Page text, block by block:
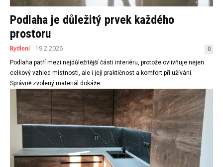
Podlaha je důležitý prvek každého
prostoru
Bydlení 19.2.2026 0
Podlaha patří mezi nejdůležitější části interiéru, protože ovlivňuje nejen
celkový vzhled místnosti, ale i její praktičnost a komfort při užívání.
Správně zvolený materiál dokáže...